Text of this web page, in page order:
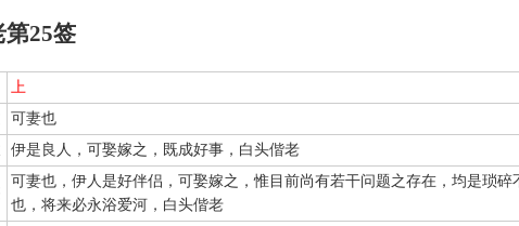
第25签
上
可妻也
伊是良人，可娶嫁之，既成好事，白头偕老
可妻也，伊人是好伴侣，可娶嫁之，惟目前尚有若干问题之存在，均是琐碎
也，将来必永浴爱河，白头偕老